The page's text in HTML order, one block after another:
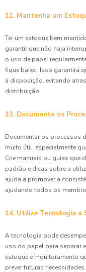
12. Mantenha um
Ter um estoque bem
garantir que não haja
o uso de papel
fique baixo. Isso garantirá
à disposição, evitando
distribuição.
13. Documente os
Documentar os processos
muito útil, especialmente
Crie manuais ou guias que
padrão e dicas sobre a
ajuda a promover a
ajudando todos os
14. Utilize Tecnologia a
A tecnologia pode
uso do papel para separar
estoque e monitoramento
prever futuras